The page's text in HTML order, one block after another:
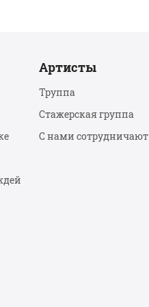
Артисты
Труппа
Стажерская группа
С нами сотрудничают